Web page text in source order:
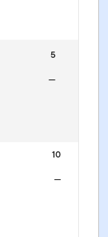
5
—
10
—